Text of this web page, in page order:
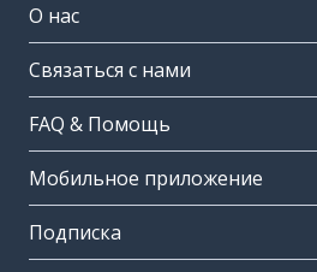
О нас
Связаться с нами
FAQ & Помощь
Мобильное приложение
Подписка